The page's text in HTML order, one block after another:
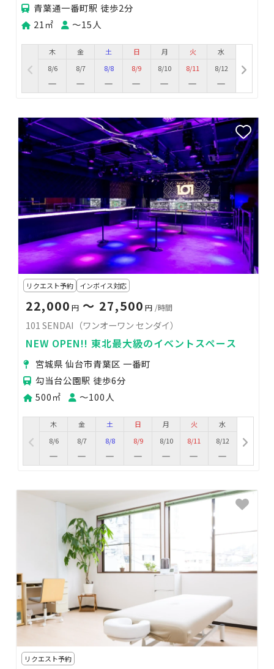
青葉通一番町駅 徒歩2分
21㎡
〜15人
木
8/6
金
8/7
土
8/8
日
8/9
月
8/10
火
8/11
水
8/12
リクエスト予約 インボイス対応
22,000 円〜 27,500 円 /時間
101 SENDAI（ワンオーワン センダイ）
NEW OPEN!! 東北最大級のイベントスペース
宮城県 仙台市青葉区 一番町
勾当台公園駅 徒歩6分
500㎡
〜100人
木
8/6
金
8/7
土
8/8
日
8/9
月
8/10
火
8/11
水
8/12
リクエスト予約